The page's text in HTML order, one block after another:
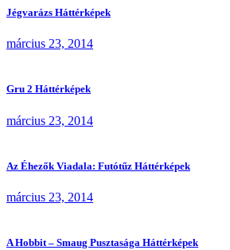
Jégvarázs Háttérképek
március 23, 2014
Gru 2 Háttérképek
március 23, 2014
Az Éhezők Viadala: Futótűz Háttérképek
március 23, 2014
A Hobbit – Smaug Pusztasága Háttérképek